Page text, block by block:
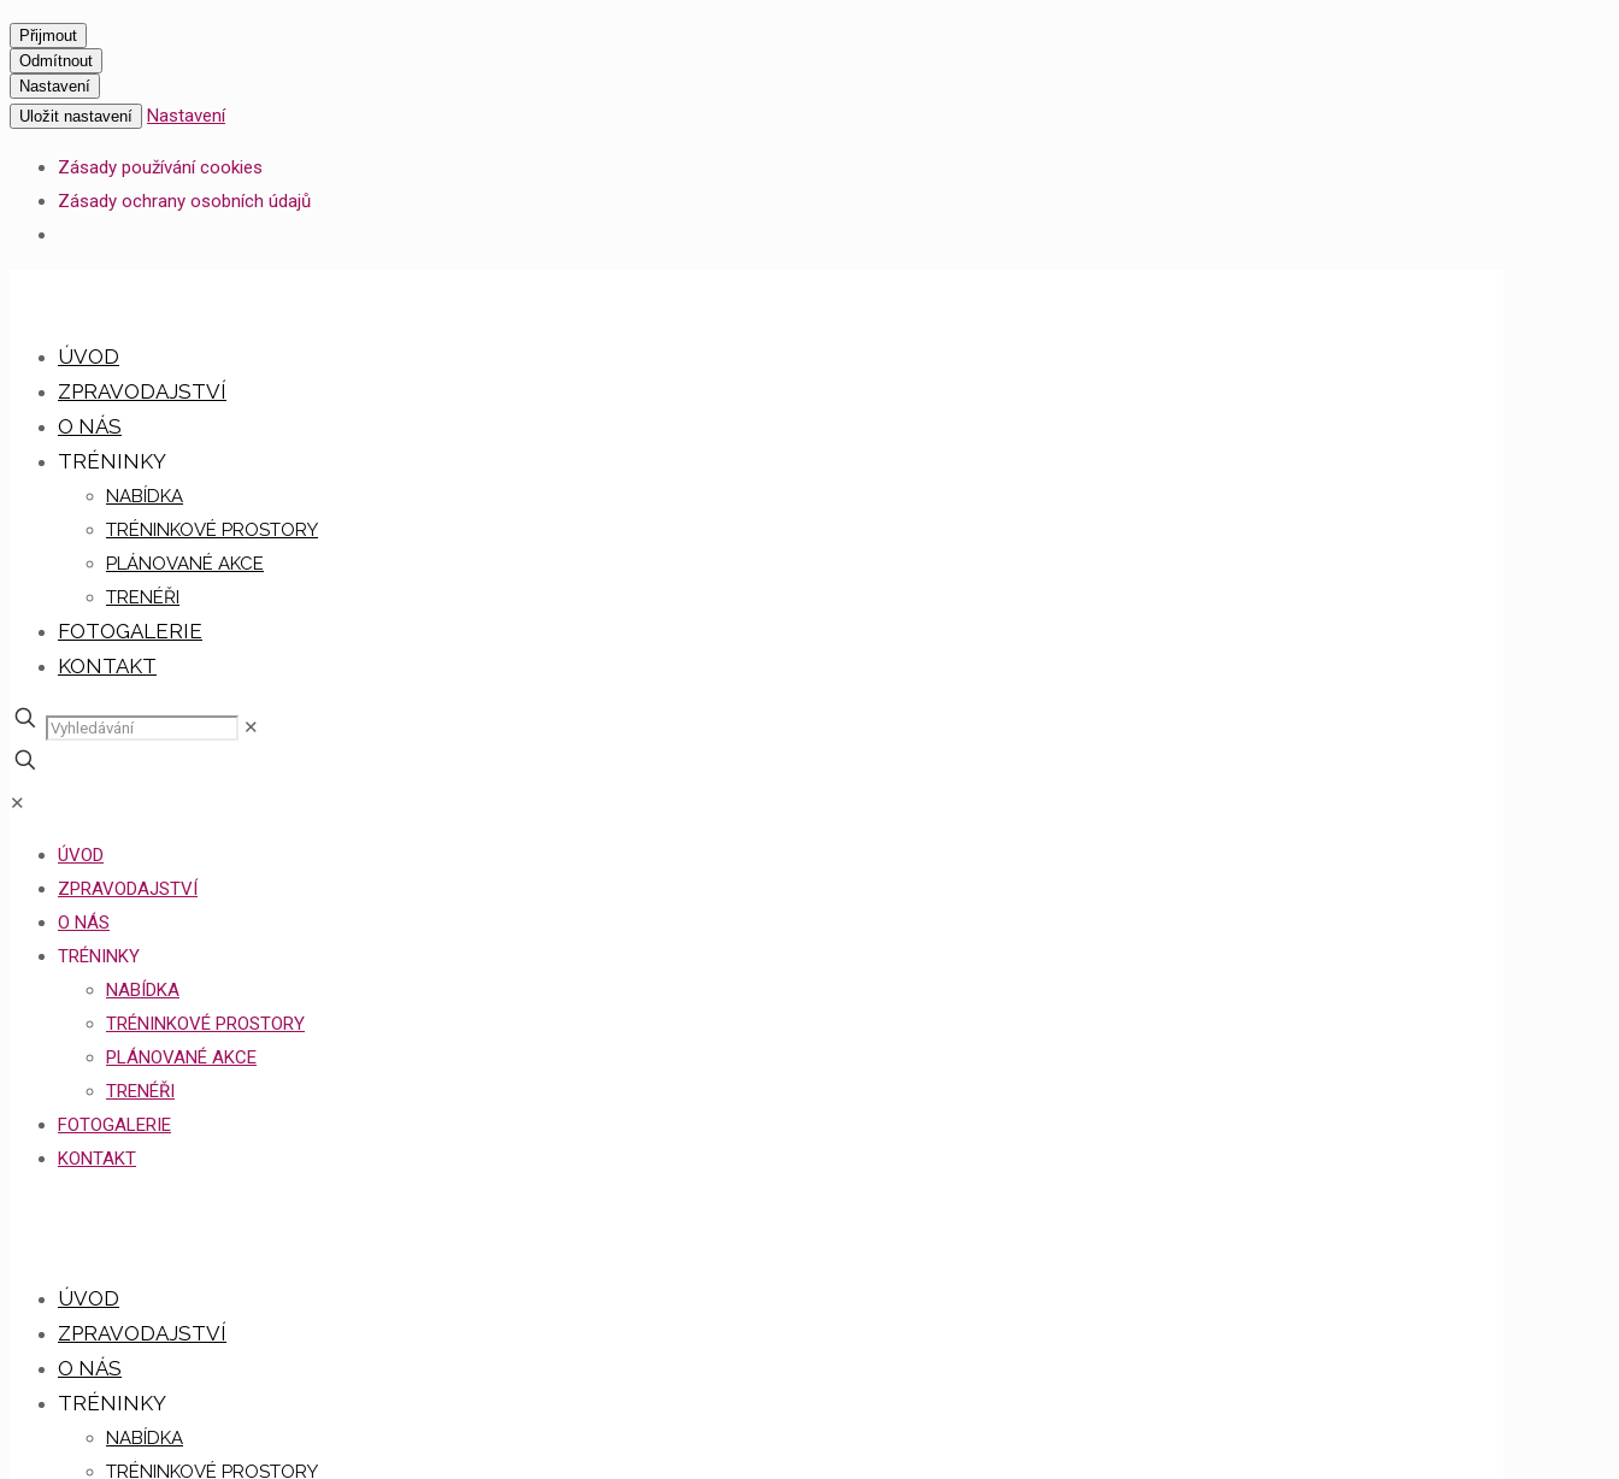
Přijmout
Odmítnout
Nastavení
Uložit nastavení
Nastavení
Zásady používání cookies
Zásady ochrany osobních údajů
ÚVOD
ZPRAVODAJSTVÍ
O NÁS
TRÉNINKY
NABÍDKA
TRÉNINKOVÉ PROSTORY
PLÁNOVANÉ AKCE
TRENÉŘI
FOTOGALERIE
KONTAKT
✕
✕
ÚVOD
ZPRAVODAJSTVÍ
O NÁS
TRÉNINKY
NABÍDKA
TRÉNINKOVÉ PROSTORY
PLÁNOVANÉ AKCE
TRENÉŘI
FOTOGALERIE
KONTAKT
ÚVOD
ZPRAVODAJSTVÍ
O NÁS
TRÉNINKY
NABÍDKA
TRÉNINKOVÉ PROSTORY